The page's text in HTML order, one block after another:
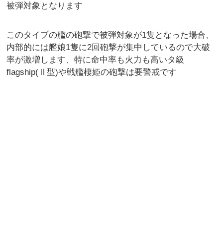
被弾対象となります
このタイプの艦の砲撃で被弾対象が1隻となった場合、
内部的には艦娘1隻に2回砲撃が集中しているので大破
率が激増します、特に命中率も火力も高いタ級
flagship(Ⅱ型)や戦艦棲姫の砲撃は要警戒です